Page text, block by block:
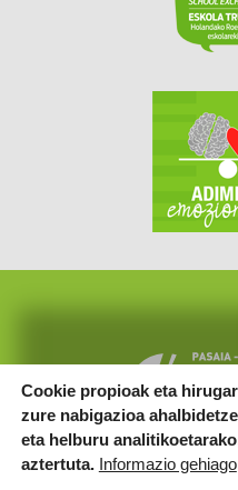
Cookie propioak eta
zure nabigazioa
eta helburu
aztertuta. Informazio gehiago